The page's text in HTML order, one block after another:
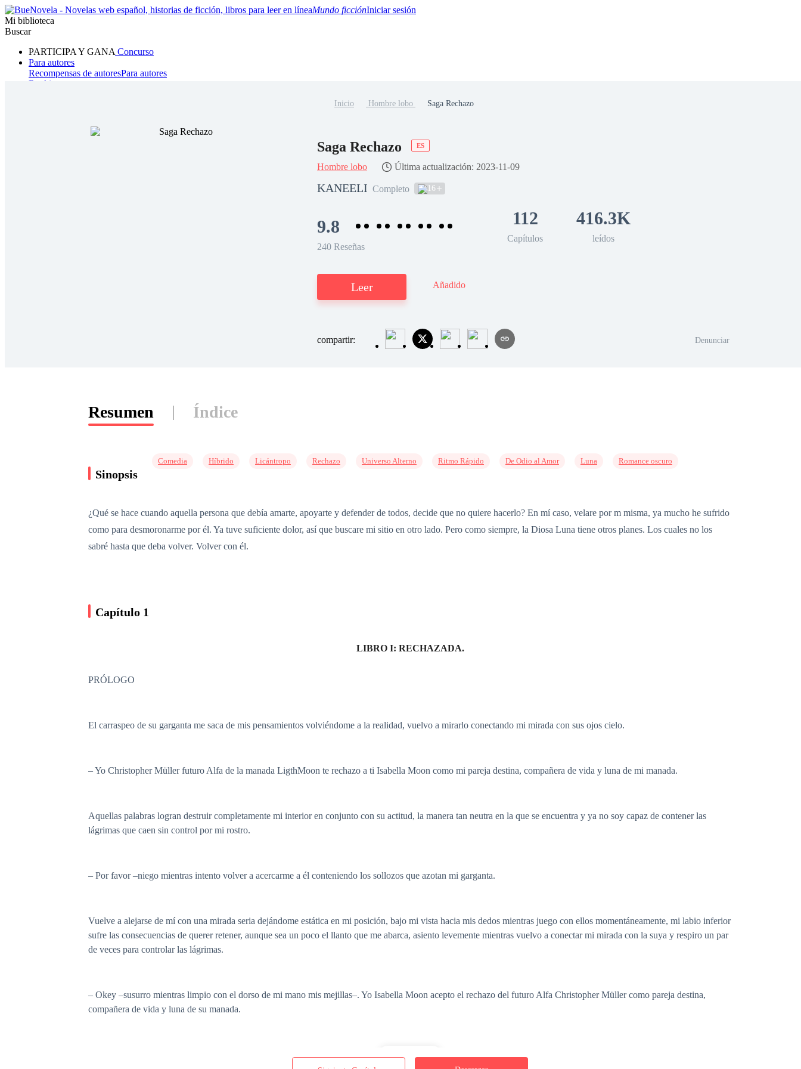
Mundo ficciónIniciar sesión
Mi biblioteca
Buscar
PARTICIPA Y GANA Concurso
Para autores
Recompensas de autoresPara autores
Ranking
Hombre lobo MafiaSistema Fantasía
Inicio Hombre lobo Saga Rechazo
Saga Rechazo ES
Hombre lobo Última actualización: 2023-11-09
KANEELI Completo 16
9.8
240 Reseñas
112
Capítulos
416.3K
leídos
Leer Añadido
compartir: Denunciar
Resumen Índice
Sinopsis
Comedia Híbrido Licántropo Rechazo Universo Alterno Ritmo Rápido De Odio al Amor Luna Romance oscuro
¿Qué se hace cuando aquella persona que debía amarte, apoyarte y defender de todos, decide que no quiere hacerlo? En mí caso, velare por m misma, ya mucho he sufrido
como para desmoronarme por él. Ya tuve suficiente dolor, así que buscare mi sitio en otro lado. Pero como siempre, la Diosa Luna tiene otros planes. Los cuales no los
sabré hasta que deba volver. Volver con él.
Capítulo 1
LIBRO I: RECHAZADA.
PRÓLOGO
El carraspeo de su garganta me saca de mis pensamientos volviéndome a la realidad, vuelvo a mirarlo conectando mi mirada con sus ojos cielo.
– Yo Christopher Müller futuro Alfa de la manada LigthMoon te rechazo a ti Isabella Moon como mi pareja destina, compañera de vida y luna de mi manada.
Aquellas palabras logran destruir completamente mi interior en conjunto con su actitud, la manera tan neutra en la que se encuentra y ya no soy capaz de contener las
lágrimas que caen sin control por mi rostro.
– Por favor –niego mientras intento volver a acercarme a él conteniendo los sollozos que azotan mi garganta.
Vuelve a alejarse de mí con una mirada seria dejándome estática en mi posición, bajo mi vista hacia mis dedos mientras juego con ellos momentáneamente, mi labio inferior
sufre las consecuencias de querer retener, aunque sea un poco el llanto que me abarca, asiento levemente mientras vuelvo a conectar mi mirada con la suya y respiro un par
de veces para controlar las lágrimas.
– Okey –susurro mientras limpio con el dorso de mi mano mis mejillas–. Yo Isabella Moon acepto el rechazo del futuro Alfa Christopher Müller como pareja destina,
compañera de vida y luna de su manada.